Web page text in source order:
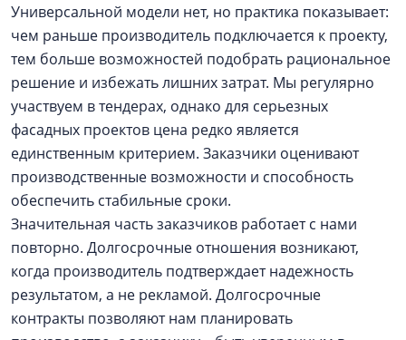
Универсальной модели нет, но практика показывает:
чем раньше производитель подключается к проекту,
тем больше возможностей подобрать рациональное
решение и избежать лишних затрат. Мы регулярно
участвуем в тендерах, однако для серьезных
фасадных проектов цена редко является
единственным критерием. Заказчики оценивают
производственные возможности и способность
обеспечить стабильные сроки.
Значительная часть заказчиков работает с нами
повторно. Долгосрочные отношения возникают,
когда производитель подтверждает надежность
результатом, а не рекламой. Долгосрочные
контракты позволяют нам планировать